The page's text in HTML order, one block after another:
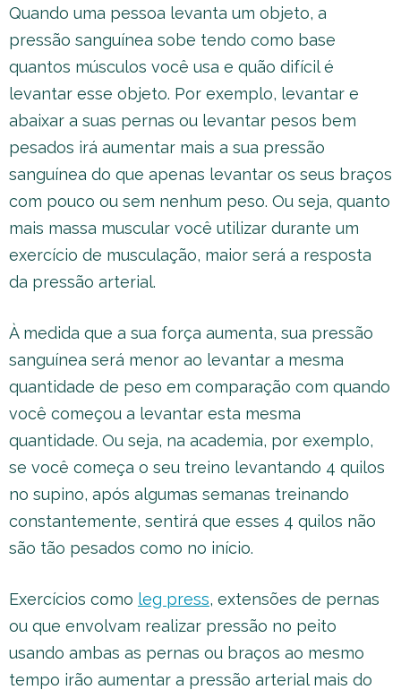
Quando uma pessoa levanta um objeto, a
pressão sanguínea sobe tendo como base
quantos músculos você usa e quão difícil é
levantar esse objeto. Por exemplo, levantar e
abaixar a suas pernas ou levantar pesos bem
pesados irá aumentar mais a sua pressão
sanguínea do que apenas levantar os seus braços
com pouco ou sem nenhum peso. Ou seja, quanto
mais massa muscular você utilizar durante um
exercício de musculação, maior será a resposta
da pressão arterial.
À medida que a sua força aumenta, sua pressão
sanguínea será menor ao levantar a mesma
quantidade de peso em comparação com quando
você começou a levantar esta mesma
quantidade. Ou seja, na academia, por exemplo,
se você começa o seu treino levantando 4 quilos
no supino, após algumas semanas treinando
constantemente, sentirá que esses 4 quilos não
são tão pesados como no início.
Exercícios como leg press, extensões de pernas
ou que envolvam realizar pressão no peito
usando ambas as pernas ou braços ao mesmo
tempo irão aumentar a pressão arterial mais do